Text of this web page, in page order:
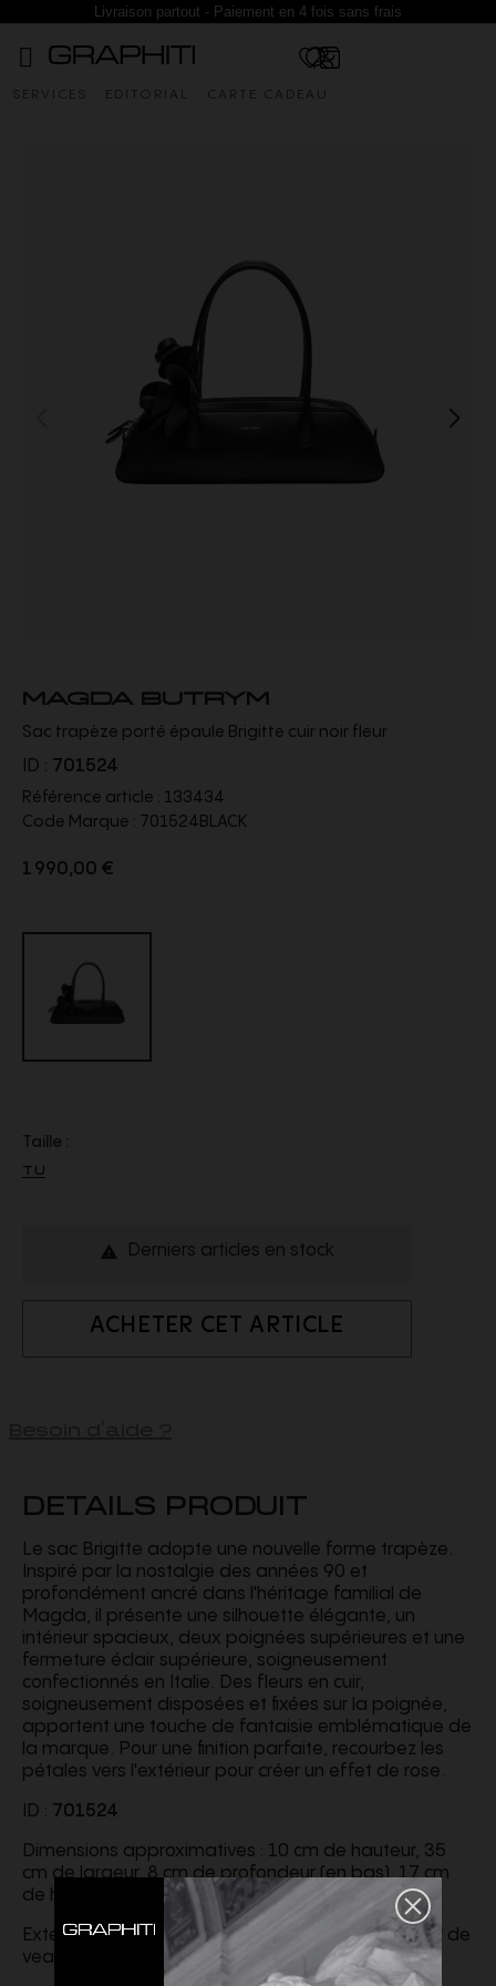
Livraison partout - Paiement en 4 fois sans frais
SERVICES EDITORIAL CARTE CADEAU
MAGDA BUTRYM
Sac trapèze porté épaule Brigitte cuir noir fleur
ID : 701524
Référence article : 133434
Code Marque : 701524BLACK
1 990,00 €
Taille :
TU
 Derniers articles en stock
ACHETER CET ARTICLE
DETAILS PRODUIT
Le sac Brigitte adopte une nouvelle forme trapèze.
Inspiré par la nostalgie des années 90 et
profondément ancré dans l'héritage familial de
Magda, il présente une silhouette élégante, un
intérieur spacieux, deux poignées supérieures et une
fermeture éclair supérieure, soigneusement
confectionnés en Italie. Des fleurs en cuir,
soigneusement disposées et fixées sur la poignée,
apportent une touche de fantaisie emblématique de
la marque. Pour une finition parfaite, recourbez les
pétales vers l'extérieur pour créer un effet de rose.
ID : 701524
Dimensions approximatives : 10 cm de hauteur, 35
cm de largeur, 8 cm de profondeur (en bas), 17 cm
de hauteur de poignée.
Extérieur : 100 % cuir de veau. Intérieur : 100 % cuir de
veau.